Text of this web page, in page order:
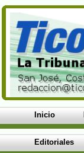
Inicio
Editoriales